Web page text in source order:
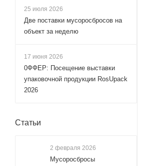
25 июля 2026
Две поставки мусоросбросов на
объект за неделю
17 июня 2026
0ФФЕР: Посещение выставки
упаковочной продукции RosUpack
2026
Статьи
2 февраля 2026
Мусоросбросы